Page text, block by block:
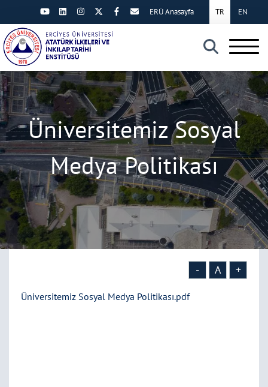
×
TR EN
ERÜ Anasayfa
Üniversitemiz Sosyal
Medya Politikası
- A +
Üniversitemiz Sosyal Medya Politikası.pdf